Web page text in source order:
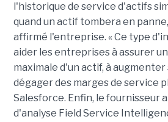
l'historique de service d'actifs
quand un actif tombera en
affirmé l'entreprise. « Ce type
aider les entreprises à assurer
maximale d'un actif, à augmenter
dégager des marges de service
Salesforce. Enfin, le fournisseur a
d'analyse Field Service